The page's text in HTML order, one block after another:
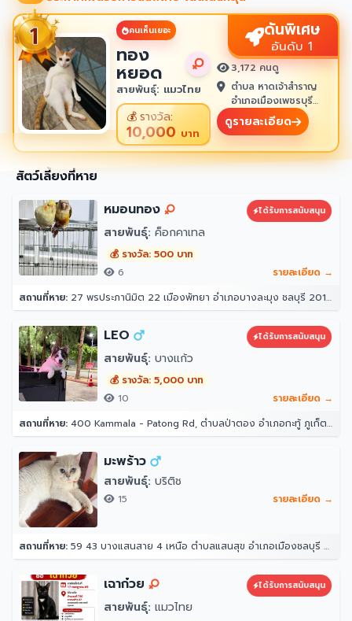
คนเห็นเยอะ
ทอง
หยอด
สายพันธุ์: แมวไทย
💰รางวัล:
10,000 บาท
ดันพิเศษ
อันดับ 1
3,172 คนดู
ตำบล หาดเจ้าสำราญ
อำเภอเมืองเพชรบุรี
เพชรบุรี 76100
ดูรายละเอียด
สัตว์เลี้ยงที่หาย
หมอนทอง
ได้รับการสนับสนุน
สายพันธุ์: ค็อกคาเทล
💰 รางวัล: 500 บาท
6
รายละเอียด →
สถานที่หาย: 27 พรประภานิมิต 22 เมืองพัทยา อำเภอบางละมุง ชลบุรี 20150
LEO ได้รับการสนับสนุน
สายพันธุ์: บางแก้ว
💰 รางวัล: 5,000 บาท
10
รายละเอียด →
สถานที่หาย: 400 Kammala - Patong Rd, ตำบลป่าตอง อำเภอกะทู้ ภูเก็ต 83150 โรงแรมอินโดจีนรีสอร์ท - ตาลิมารีสอร์ท
มะพร้าว
สายพันธุ์: บริติช
15 รายละเอียด →
สถานที่หาย: 59 43 บางแสนสาย 4 เหนือ ตำบลแสนสุข อำเภอเมืองชลบุรี ชลบุรี 20130
เฉาก๋วย ได้รับการสนับสนุน
สายพันธุ์: แมวไทย